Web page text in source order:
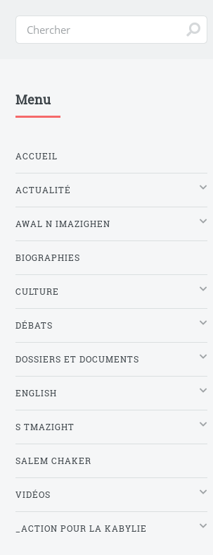
Menu
ACCUEIL
ACTUALITÉ
AWAL N IMAZIGHEN
BIOGRAPHIES
CULTURE
DÉBATS
DOSSIERS ET DOCUMENTS
ENGLISH
S TMAZIGHT
SALEM CHAKER
VIDÉOS
_ACTION POUR LA KABYLIE